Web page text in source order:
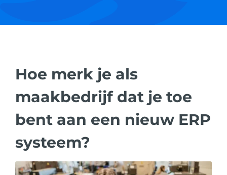
Hoe merk je als
maakbedrijf dat je toe
bent aan een nieuw ERP
systeem?